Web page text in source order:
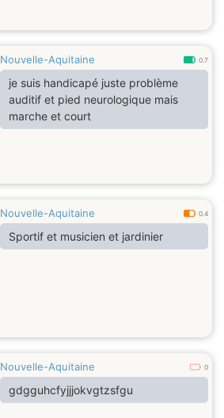
Nouvelle-Aquitaine 0.7
je suis handicapé juste problème
auditif et pied neurologique mais
marche et court
Nouvelle-Aquitaine 0.4
Sportif et musicien et jardinier
Nouvelle-Aquitaine 0
gdgguhcfyjjjokvgtzsfgu